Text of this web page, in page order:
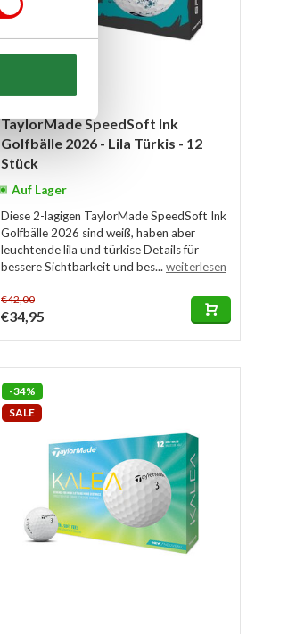
TaylorMade SpeedSoft Ink
Golfbälle 2026 - Lila Türkis - 12
Stück
Auf Lager
Diese 2-lagigen TaylorMade SpeedSoft Ink
Golfbälle 2026 sind weiß, haben aber
leuchtende lila und türkise Details für
bessere Sichtbarkeit und bes... weiterlesen
€42,00
€34,95
-34%
SALE